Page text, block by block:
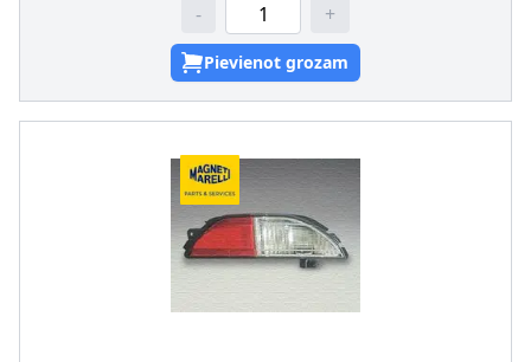
- +
Pievienot grozam